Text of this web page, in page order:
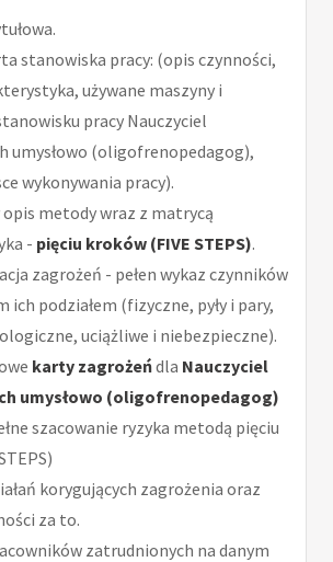
stanowiska pracy: (opis czynności,
używane maszyny i
pracy Nauczyciel
umysłowo (oligofrenopedagog),
wykonywania pracy).
opis metody wraz z matrycą
- pięciu kroków (FIVE STEPS).
zagrożeń - pełen wykaz czynników
ich podziałem (fizyczne, pyły i pary,
uciążliwe i niebezpieczne).
karty zagrożeńdla Nauczyciel
umysłowo (oligofrenopedagog)
szacowanie ryzyka metodą pięciu
korygujących zagrożenia oraz
za to.
zatrudnionych na danym